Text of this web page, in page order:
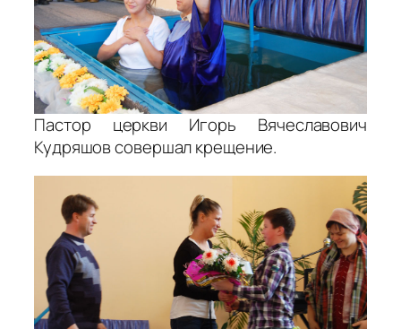
Пастор церкви Игорь Вячеславович
Кудряшов совершал крещение.